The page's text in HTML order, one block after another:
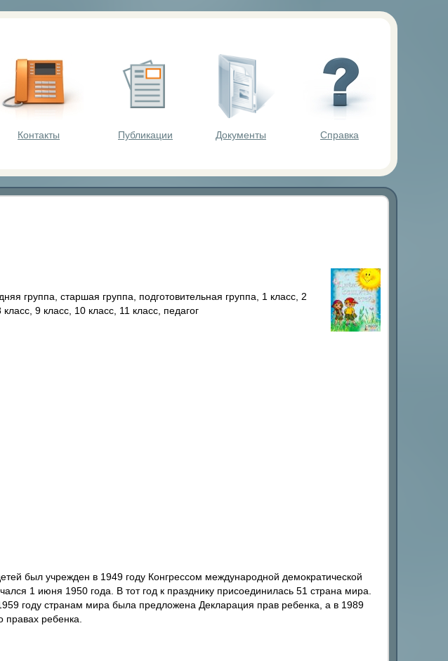
Контакты Публикации Документы Справка
группа, старшая группа, подготовительная группа, 1 класс, 2
9 класс, 10 класс, 11 класс, педагог
был учрежден в 1949 году Конгрессом международной демократической
1 июня 1950 года. В тот год к празднику присоединилась 51 страна мира.
году странам мира была предложена Декларация прав ребенка, а в 1989
ребенка.